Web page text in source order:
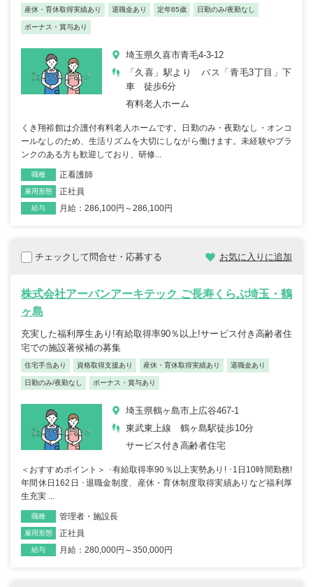
産休・育休取得実績あり 退職金あり 定年65歳 日勤のみ/夜勤なし
ボーナス・賞与あり
埼玉県久喜市青毛4-3-12
「久喜」駅より バス「青毛3丁目」下
車 徒歩6分
有料老人ホーム
くき翔裕館は介護付有料老人ホームです。日勤のみ・夜勤なし・オンコ
ールなしのため、生活リズムを大切にしながら働けます。未経験やブラ
ンクのある方も歓迎しており、研修...
職種 正看護師
雇用形態 正社員
給与 月給：286,100円～286,100円
チェックして問合せ・応募する お気に入りに追加
株式会社アーバンアーキテック ご長寿くらぶ埼玉・鶴
ヶ島
充実した福利厚生あり!有給取得率90％以上!サービス付き高齢者住
宅での施設著候補の募集
住宅手当あり 資格取得支援あり 産休・育休取得実績あり 退職金あり
日勤のみ/夜勤なし ボーナス・賞与あり
埼玉県鶴ヶ島市上広谷467-1
東武東上線 鶴ヶ島駅徒歩10分
サービス付き高齢者住宅
＜おすすめポイント＞ ･有給取得率90％以上実勢あり! ･1日10時間勤務!
年間休日162日 ･退職金制度、産休・育休制度取得実績ありなど福利厚
生充実 ...
職種 管理者・施設長
雇用形態 正社員
給与 月給：280,000円～350,000円